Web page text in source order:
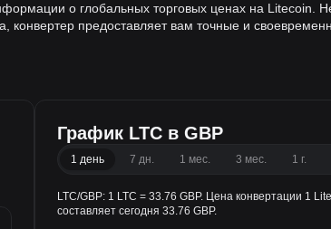
о глобальных торговых ценах на Litecoin.
конвертер предоставляет вам точные и
График LTC в GBP
1 день 7 дн. 1 мес. 3 мес. 1 г.
LTC/GBP: 1 LTC = 33.76 GBP. Цена конвертации 1
составляет сегодня 33.76 GBP.